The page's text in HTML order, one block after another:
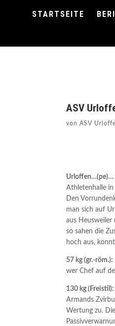
STARTSEITE
ASV
vonASV
Urloffen…(pe)…
Athletenhalle in
Den
man sich auf
aus Heusweiler
so sahen die
hoch aus,
57 kg (gr.-röm.):
wer Chef auf
130 kg
Armands
Wertung zu.